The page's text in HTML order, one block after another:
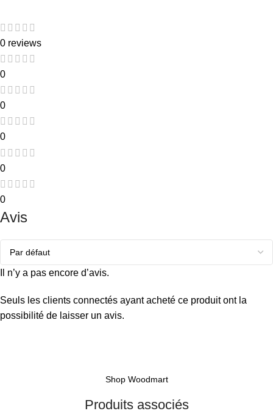
0 reviews
0
0
0
0
0
Avis
Il n’y a pas encore d’avis.
Seuls les clients connectés ayant acheté ce produit ont la
possibilité de laisser un avis.
Shop Woodmart
Produits associés